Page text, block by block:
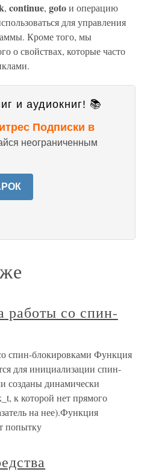
, continue, gotoи операцию
для управления
Кроме того, мы
о свойствах, которые часто
и аудиокниг! 📚
Подписки в
неограниченным
работы со спин-
спин-блокировками Функция
для инициализации спин-
созданы динамически
к которой нет прямого
на нее).Функция
попытку